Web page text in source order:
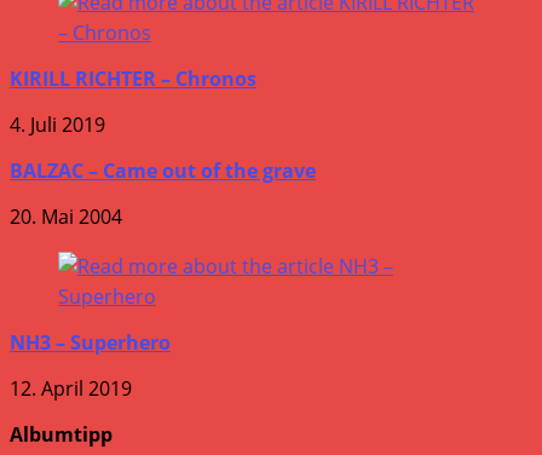
KIRILL RICHTER – Chronos
4. Juli 2019
BALZAC – Came out of the grave
20. Mai 2004
NH3 – Superhero
12. April 2019
Albumtipp